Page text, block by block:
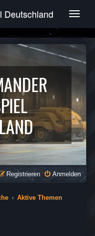
T
g
e
v
g
a
t
i
o
n
Deutschland
Anmelden
Registrieren
Aktive Themen